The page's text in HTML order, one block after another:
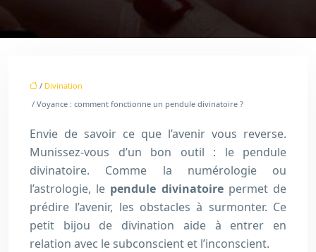
/ Divination
/ Voyance : comment fonctionne un pendule divinatoire ?
Envie de savoir ce que l’avenir vous reverse.
Munissez-vous d’un bon outil : le pendule
divinatoire. Comme la numérologie ou
l’astrologie, le pendule divinatoirepermet de
prédire l’avenir, les obstacles à surmonter. Ce
petit bijou de divination aide à entrer en
relation avec le subconscient et l’inconscient.